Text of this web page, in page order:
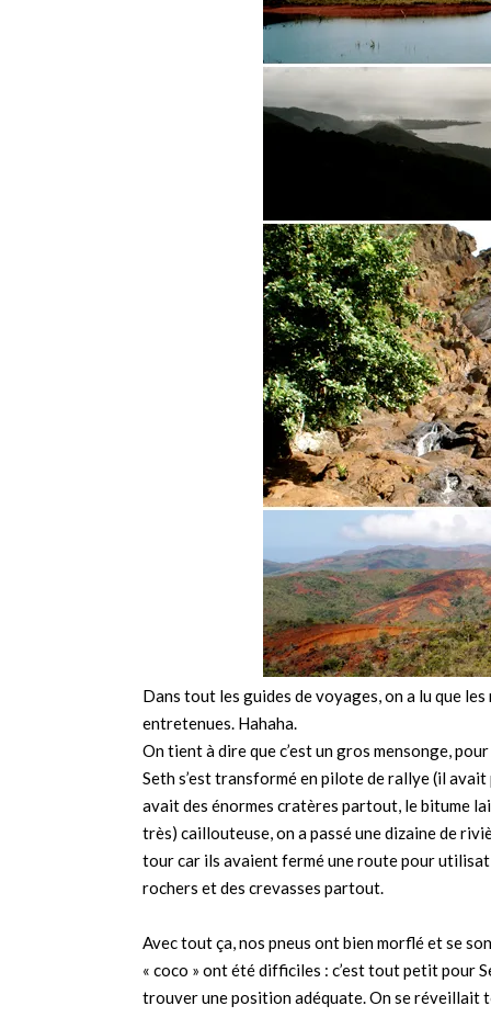
Dans tout les guides de voyages, on a lu que
entretenues. Hahaha.
On tient à dire que c’est un gros mensonge,
Seth s’est transformé en pilote de rallye (il
avait des énormes cratères partout, le bitume
très) caillouteuse, on a passé une dizaine de
tour car ils avaient fermé une route pour
rochers et des crevasses partout.
Avec tout ça, nos pneus ont bien morflé et se
« coco » ont été difficiles : c’est tout petit pour
trouver une position adéquate. On se réveillait